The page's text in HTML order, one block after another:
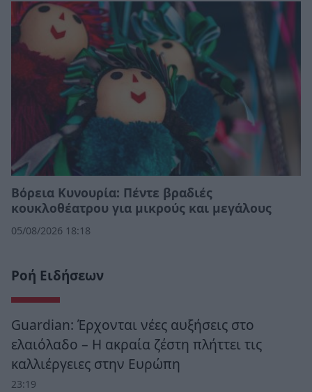
Βόρεια Κυνουρία: Πέντε βραδιές
κουκλοθέατρου για μικρούς και μεγάλους
05/08/2026 18:18
Ροή Ειδήσεων
Guardian: Έρχονται νέες αυξήσεις στο
ελαιόλαδο – Η ακραία ζέστη πλήττει τις
καλλιέργειες στην Ευρώπη
23:19